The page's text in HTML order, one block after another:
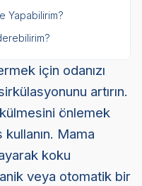
Yapabilirim?
için odanızı
artırın.
önlemek
Mama
koku
veya otomatik bir